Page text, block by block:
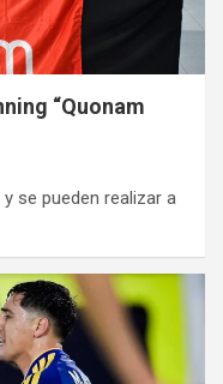
“Quonam
se pueden realizar a